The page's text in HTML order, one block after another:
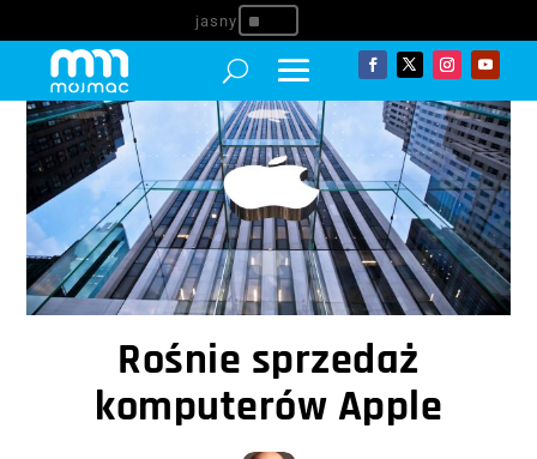
^
Rośnie sprzedaż
komputerów Apple